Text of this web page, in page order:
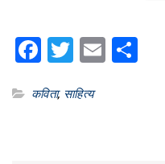
Facebook
Twitter
Email
कविता, साहित्य